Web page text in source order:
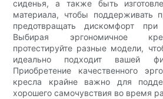
сиденья, а также быть
материала, чтобы поддерживать
предотвращать дискомфорт при
Выбирая эргономичное
протестируйте разные модели,
идеально подходит вашей
Приобретение качественного
кресла крайне важно для
хорошего самочувствия во время